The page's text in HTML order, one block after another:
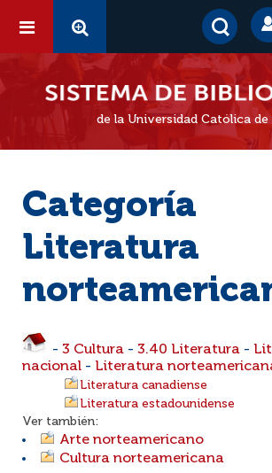
de la Universidad Católica de
Categoría
Literatura
- 3 Cultura - 3.40 Literatura -
nacional - Literatura
Literatura canadiense
Literatura estadounidense
Ver también:
Arte norteamericano
Cultura norteamericana